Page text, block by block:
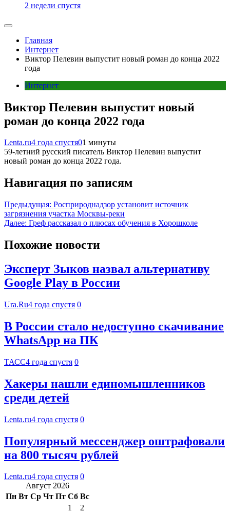
2 недели спустя
Главная
Интернет
Виктор Пелевин выпустит новый роман до конца 2022
года
Интернет
Виктор Пелевин выпустит новый
роман до конца 2022 года
Lenta.ru4 года спустя01 минуты
59-летний русский писатель Виктор Пелевин выпустит
новый роман до конца 2022 года.
Навигация по записям
Предыдущая: Росприроднадзор установит источник
загрязнения участка Москвы-реки
Далее: Греф рассказал о плюсах обучения в Хорошколе
Похожие новости
Эксперт Зыков назвал альтернативу
Google Play в России
Ura.Ru4 года спустя 0
В России стало недоступно скачивание
WhatsApp на ПК
ТАСС4 года спустя 0
Хакеры нашли единомышленников
среди детей
Lenta.ru4 года спустя 0
Популярный мессенджер оштрафовали
на 800 тысяч рублей
Lenta.ru4 года спустя 0
Август 2026
Пн Вт Ср Чт Пт Сб Вс
1
2